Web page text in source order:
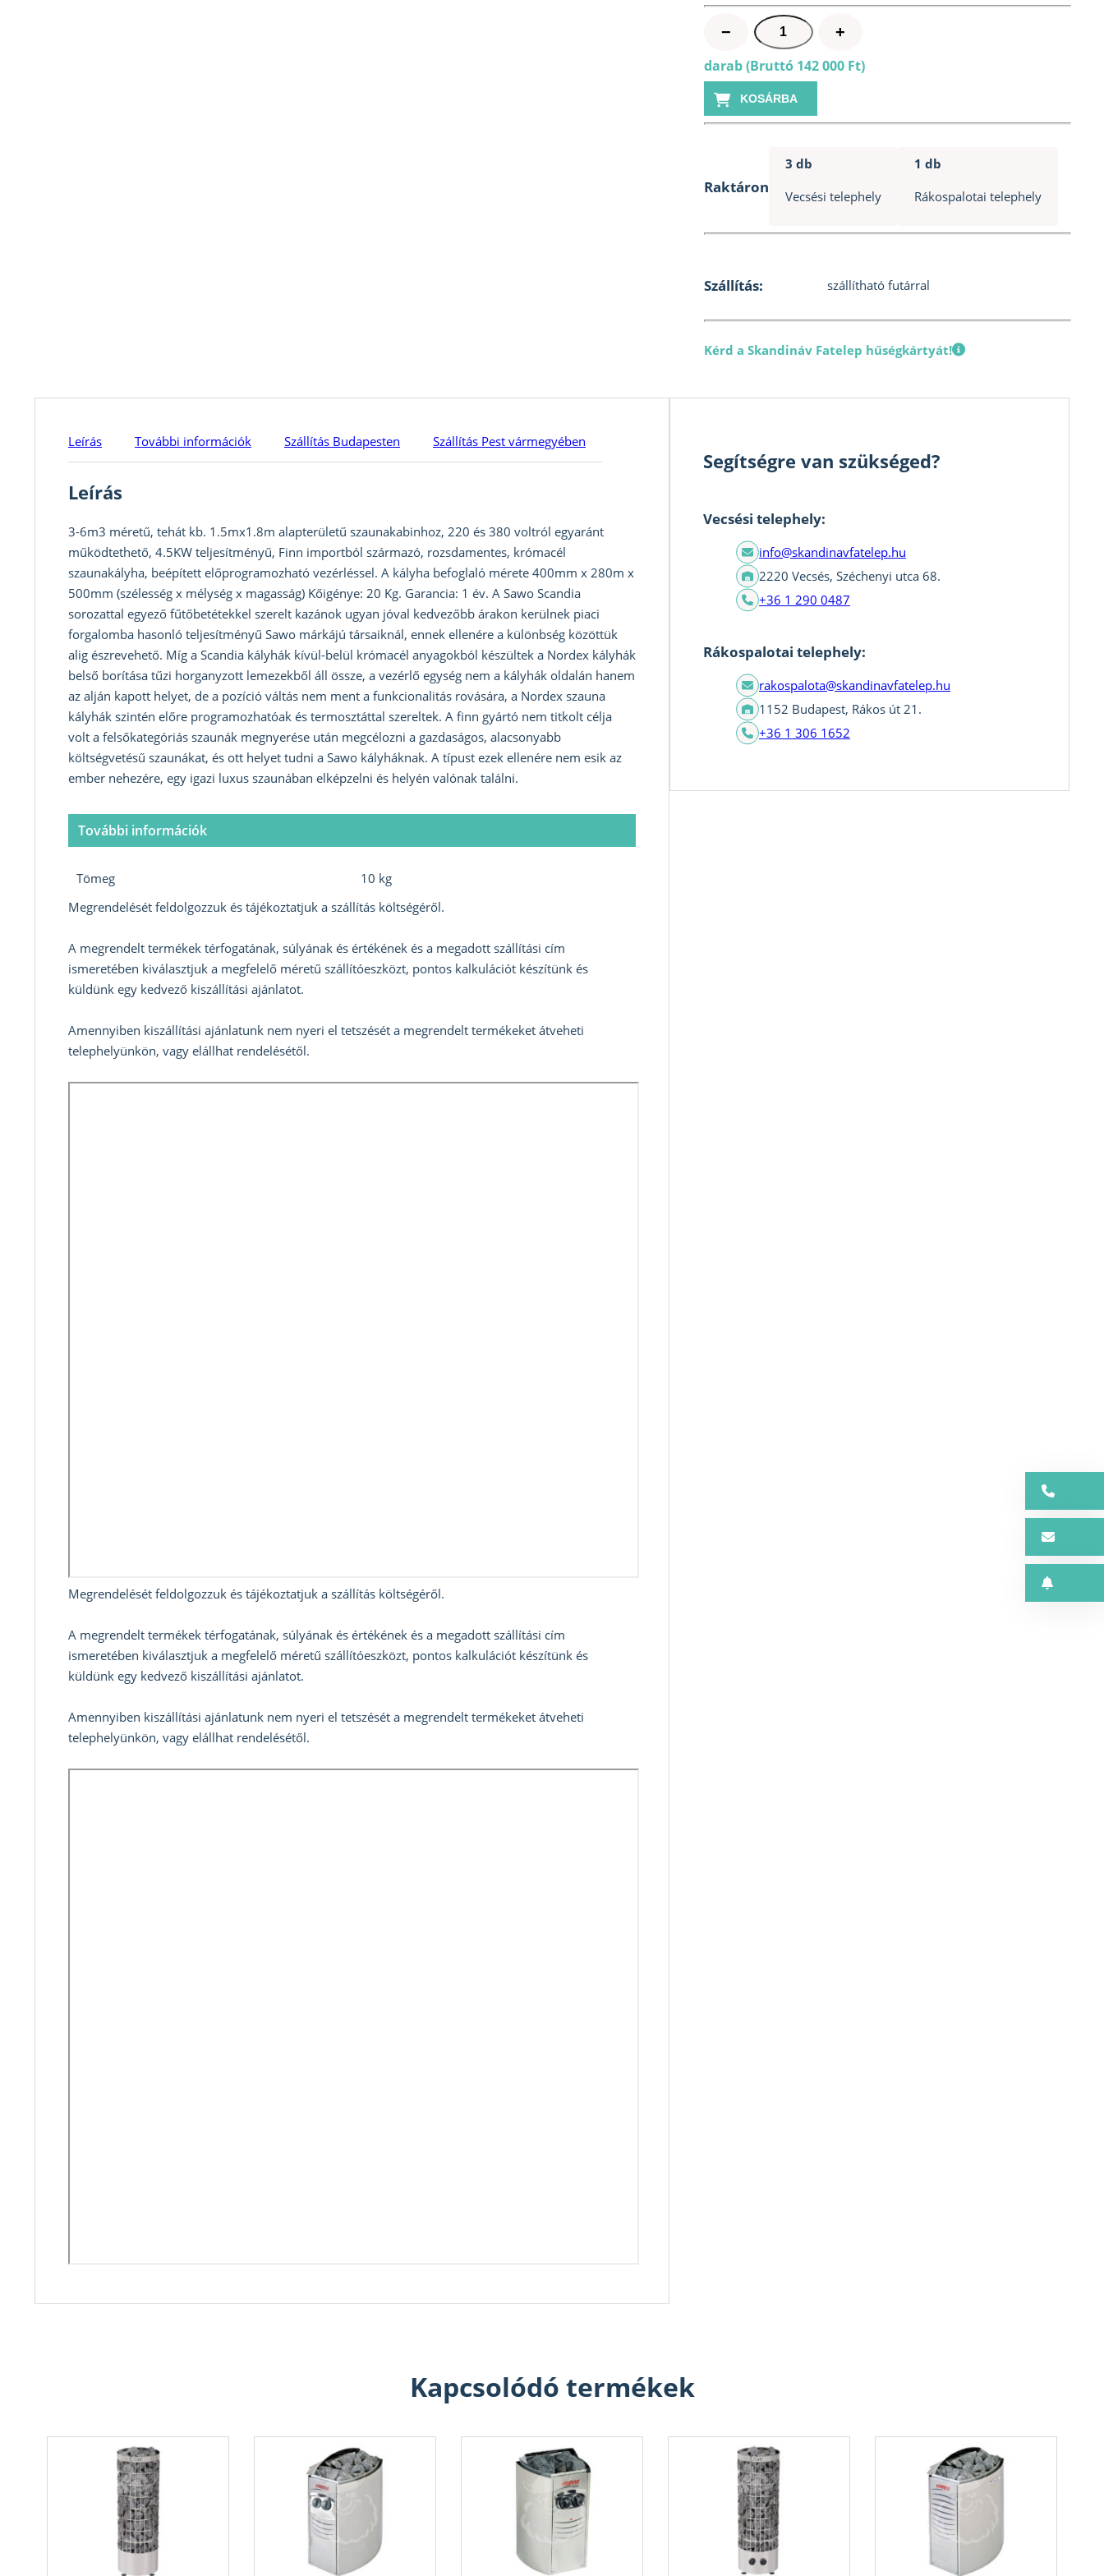
−
Sawo
Nordex
NR45NB
4,5KW
szaunakályha
mennyiség
+
darab (Bruttó 142 000 Ft)
KOSÁRBA
Raktáron
3 db
Vecsési telephely
1 db
Rákospalotai telephely
Szállítás: szállítható futárral
Kérd a Skandináv Fatelep hűségkártyát!
Leírás További információk Szállítás Budapesten Szállítás Pest vármegyében
Leírás
3-6m3 méretű, tehát kb. 1.5mx1.8m alapterületű szaunakabinhoz, 220 és 380 voltról egyaránt
működtethető, 4.5KW teljesítményű, Finn importból származó, rozsdamentes, krómacél
szaunakályha, beépített előprogramozható vezérléssel. A kályha befoglaló mérete 400mm x 280m x
500mm (szélesség x mélység x magasság) Kőigénye: 20 Kg. Garancia: 1 év. A Sawo Scandia
sorozattal egyező fűtőbetétekkel szerelt kazánok ugyan jóval kedvezőbb árakon kerülnek piaci
forgalomba hasonló teljesítményű Sawo márkájú társaiknál, ennek ellenére a különbség közöttük
alig észrevehető. Míg a Scandia kályhák kívül-belül krómacél anyagokból készültek a Nordex kályhák
belső borítása tűzi horganyzott lemezekből áll össze, a vezérlő egység nem a kályhák oldalán hanem
az alján kapott helyet, de a pozíció váltás nem ment a funkcionalitás rovására, a Nordex szauna
kályhák szintén előre programozhatóak és termosztáttal szereltek. A finn gyártó nem titkolt célja
volt a felsőkategóriás szaunák megnyerése után megcélozni a gazdaságos, alacsonyabb
költségvetésű szaunákat, és ott helyet tudni a Sawo kályháknak. A típust ezek ellenére nem esik az
ember nehezére, egy igazi luxus szaunában elképzelni és helyén valónak találni.
További információk
Tömeg
10 kg
Megrendelését feldolgozzuk és tájékoztatjuk a szállítás költségéről.
A megrendelt termékek térfogatának, súlyának és értékének és a megadott szállítási cím
ismeretében kiválasztjuk a megfelelő méretű szállítóeszközt, pontos kalkulációt készítünk és
küldünk egy kedvező kiszállítási ajánlatot.
Amennyiben kiszállítási ajánlatunk nem nyeri el tetszését a megrendelt termékeket átveheti
telephelyünkön, vagy elállhat rendelésétől.
Megrendelését feldolgozzuk és tájékoztatjuk a szállítás költségéről.
A megrendelt termékek térfogatának, súlyának és értékének és a megadott szállítási cím
ismeretében kiválasztjuk a megfelelő méretű szállítóeszközt, pontos kalkulációt készítünk és
küldünk egy kedvező kiszállítási ajánlatot.
Amennyiben kiszállítási ajánlatunk nem nyeri el tetszését a megrendelt termékeket átveheti
telephelyünkön, vagy elállhat rendelésétől.
Segítségre van szükséged?
Vecsési telephely:
info@skandinavfatelep.hu
2220 Vecsés, Széchenyi utca 68.
+36 1 290 0487
Rákospalotai telephely:
rakospalota@skandinavfatelep.hu
1152 Budapest, Rákos út 21.
+36 1 306 1652
Kapcsolódó termékek